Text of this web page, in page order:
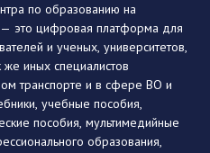
по образованию на
это цифровая платформа для
и ученых, университетов,
иных специалистов
транспорте и в сфере ВО и
учебные пособия,
пособия, мультимедийные
образования,